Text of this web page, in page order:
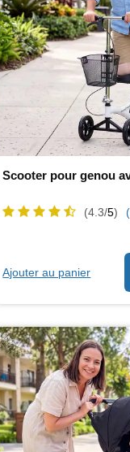
Scooter pour genou
(4.3/5)
Ajouter au panier